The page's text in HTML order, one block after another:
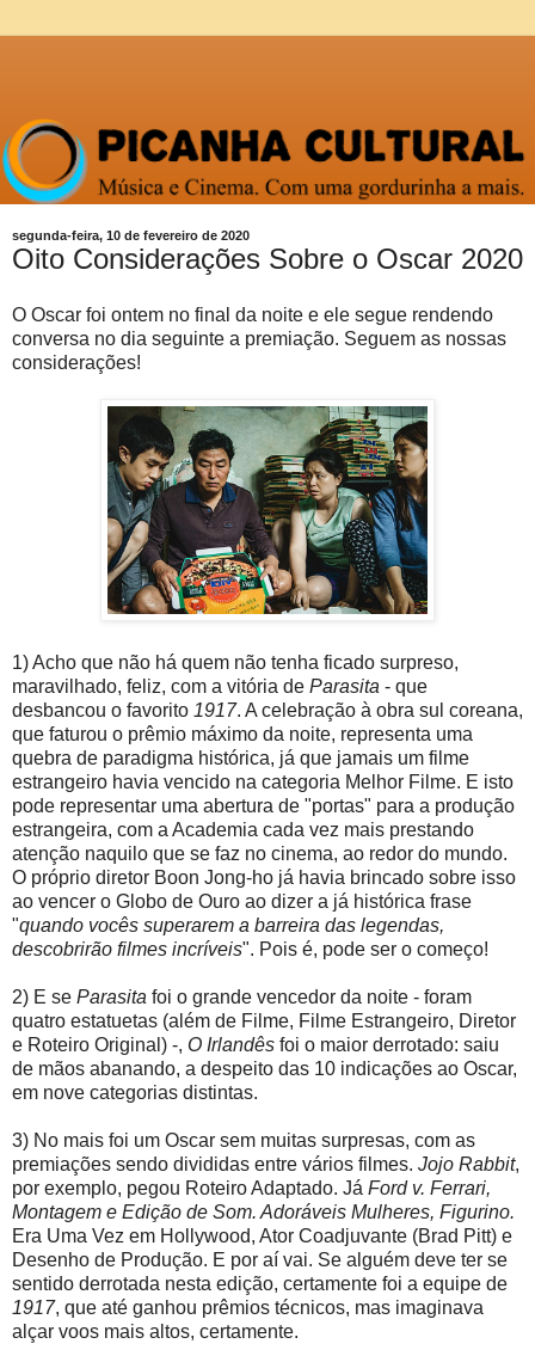
segunda-feira, 10 de fevereiro de 2020
Oito Considerações Sobre o Oscar 2020
O Oscar foi ontem no final da noite e ele segue rendendo
conversa no dia seguinte a premiação. Seguem as nossas
considerações!
1) Acho que não há quem não tenha ficado surpreso,
maravilhado, feliz, com a vitória de Parasita - que
desbancou o favorito 1917. A celebração à obra sul coreana,
que faturou o prêmio máximo da noite, representa uma
quebra de paradigma histórica, já que jamais um filme
estrangeiro havia vencido na categoria Melhor Filme. E isto
pode representar uma abertura de "portas" para a produção
estrangeira, com a Academia cada vez mais prestando
atenção naquilo que se faz no cinema, ao redor do mundo.
O próprio diretor Boon Jong-ho já havia brincado sobre isso
ao vencer o Globo de Ouro ao dizer a já histórica frase
"quando vocês superarem a barreira das legendas,
descobrirão filmes incríveis". Pois é, pode ser o começo!
2) E se Parasita foi o grande vencedor da noite - foram
quatro estatuetas (além de Filme, Filme Estrangeiro, Diretor
e Roteiro Original) -, O Irlandês foi o maior derrotado: saiu
de mãos abanando, a despeito das 10 indicações ao Oscar,
em nove categorias distintas.
3) No mais foi um Oscar sem muitas surpresas, com as
premiações sendo divididas entre vários filmes. Jojo Rabbit,
por exemplo, pegou Roteiro Adaptado. Já Ford v. Ferrari,
Montagem e Edição de Som. Adoráveis Mulheres, Figurino.
Era Uma Vez em Hollywood, Ator Coadjuvante (Brad Pitt) e
Desenho de Produção. E por aí vai. Se alguém deve ter se
sentido derrotada nesta edição, certamente foi a equipe de
1917, que até ganhou prêmios técnicos, mas imaginava
alçar voos mais altos, certamente.